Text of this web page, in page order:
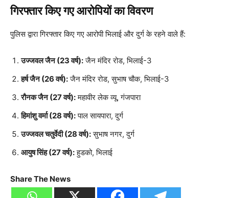
गिरफ्तार किए गए आरोपियों का विवरण
पुलिस द्वारा गिरफ्तार किए गए आरोपी भिलाई और दुर्ग के रहने वाले हैं:
उज्जवल जैन (23 वर्ष):जैन मंदिर रोड, भिलाई-3
हर्ष जैन (26 वर्ष):जैन मंदिर रोड, सुभाष चौक, भिलाई-3
रौनक जैन (27 वर्ष):महावीर लेक व्यू, गंजपारा
हिमांशु वर्मा (28 वर्ष):पाल सायपारा, दुर्ग
उज्जवल चतुर्वेदी (28 वर्ष):सुभाष नगर, दुर्ग
आयुष सिंह (27 वर्ष):हुडको, भिलाई
Share The News